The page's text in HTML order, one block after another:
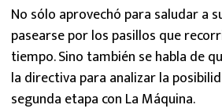
No sólo aprovechó para saludar a
pasearse por los pasillos que
tiempo. Sino también se habla de
la directiva para analizar la
segunda etapa con La Máquina.